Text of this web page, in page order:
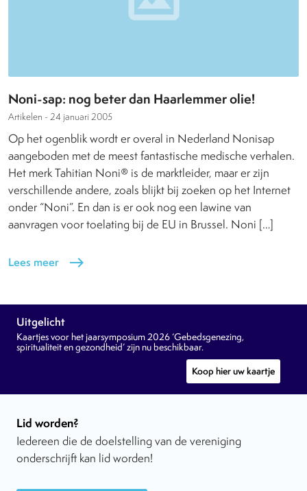
Noni-sap: nog beter dan Haarlemmer olie!
Artikelen - 24 januari 2005
Op het ogenblik wordt er overal in Nederland Nonisap
aangeboden met de meest fantastische medische verhalen.
Het merk Tahitian Noni® is de marktleider, maar er zijn
verschillende andere, zoals blijkt bij zoeken op het Internet
onder “Noni”. En dan is er ook nog een lawine van
aanvragen voor toelating bij de EU in Brussel. Noni […]
Lees meer east
Uitgelicht
Kaartjes voor het jaarsymposium 2026 ‘Gebedsgenezing,
spiritualiteit en gezondheid’ zijn nu beschikbaar.
Koop hier uw kaartje
Lid worden?
Iedereen die de doelstelling van de vereniging
onderschrijft kan lid worden!